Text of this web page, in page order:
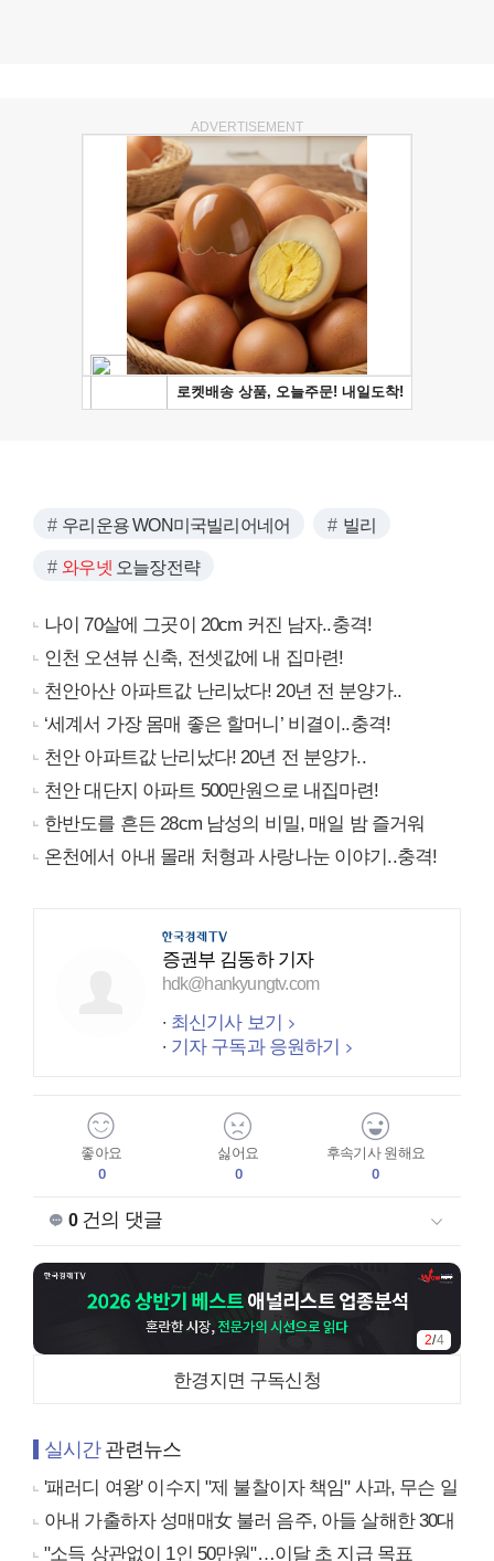
ADVERTISEMENT
우리운용 WON미국빌리어네어 빌리
와우넷 오늘장전략
나이 70살에 그곳이 20cm 커진 남자..충격!
인천 오션뷰 신축, 전셋값에 내 집마련!
천안아산 아파트값 난리났다! 20년 전 분양가..
‘세계서 가장 몸매 좋은 할머니’ 비결이..충격!
천안 아파트값 난리났다! 20년 전 분양가..
천안 대단지 아파트 500만원으로 내집마련!
한반도를 흔든 28cm 남성의 비밀, 매일 밤 즐거워
온천에서 아내 몰래 처형과 사랑나눈 이야기..충격!
증권부 김동하 기자
hdk@hankyungtv.com
최신기사 보기
기자 구독과 응원하기
좋아요
0
싫어요
0
후속기사 원해요
0
0건의 댓글
2/4
한경지면 구독신청
실시간관련뉴스
'패러디 여왕' 이수지 "제 불찰이자 책임" 사과, 무슨 일
아내 가출하자 성매매女 불러 음주, 아들 살해한 30대
"소득 상관없이 1인 50만원"…이달 초 지급 목표